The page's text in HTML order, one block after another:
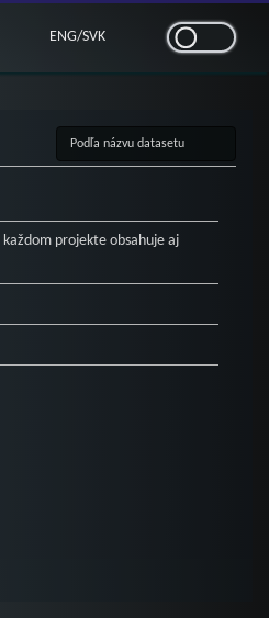
ENG/SVK
projekte obsahuje aj